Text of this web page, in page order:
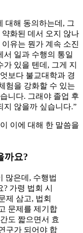
대해 동의하는데, 그
화된 데서 오지 않나
유는 뭔가 계속 소진
서 일과 수행의 통일
있을 텐데, 그게 지
보다 불교대학과 경
험을 강화할 수 있는
니다. 그래야 졸업 후
지 않을까 싶습니다.”
이에 대해 한 말씀을
까요?
많은데, 수행법
가령 법회 시
제 삼고, 법회
문제를 제기합
도 짧으면서 효
구가 되어야 합